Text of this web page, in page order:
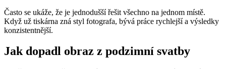
Často se ukáže, že je jednodušší řešit všechno na jednom místě.
Když už tiskárna zná styl fotografa, bývá práce rychlejší a výsledky
konzistentnější.
Jak dopadl obraz z podzimní svatby